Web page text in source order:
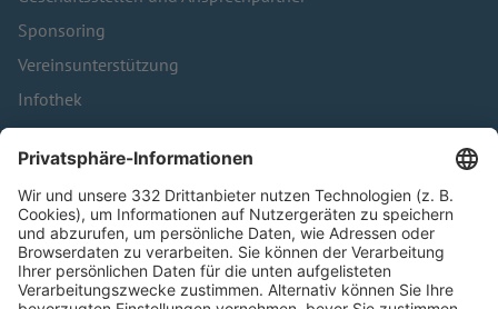
Sponsoring
Vereinsunterstützung
Infothek
Kontakt
HÄUFIG BESUCHTE SEITEN
Pässe und Vereinswechsel
Trainerausbildung